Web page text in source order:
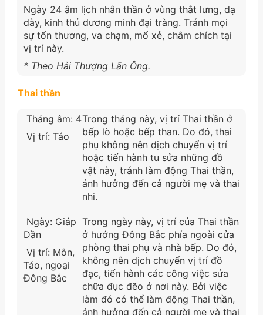
Ngày 24 âm lịch nhân thần ở vùng thắt lưng, dạ
dày, kinh thủ dương minh đại tràng. Tránh mọi
sự tổn thương, va chạm, mổ xẻ, châm chích tại
vị trí này.
* Theo Hải Thượng Lãn Ông.
Thai thần
Tháng âm: 4
Vị trí: Táo
Trong tháng này, vị trí Thai thần ở
bếp lò hoặc bếp than. Do đó, thai
phụ không nên dịch chuyển vị trí
hoặc tiến hành tu sửa những đồ
vật này, tránh làm động Thai thần,
ảnh hưởng đến cả người mẹ và thai
nhi.
Ngày: Giáp
Dần
Vị trí: Môn,
Táo, ngoại
Đông Bắc
Trong ngày này, vị trí của Thai thần
ở hướng Đông Bắc phía ngoài cửa
phòng thai phụ và nhà bếp. Do đó,
không nên dịch chuyển vị trí đồ
đạc, tiến hành các công việc sửa
chữa đục đẽo ở nơi này. Bởi việc
làm đó có thể làm động Thai thần,
ảnh hưởng đến cả người mẹ và thai